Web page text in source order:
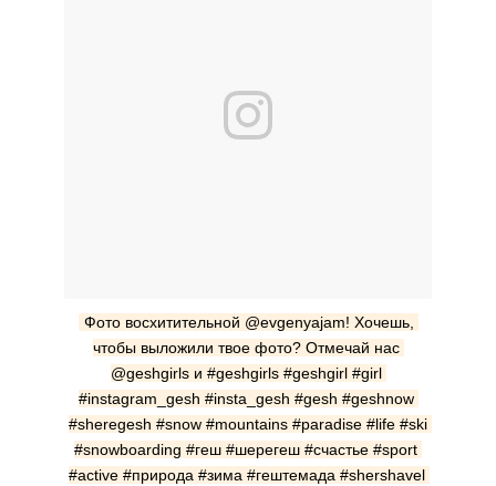
Фото восхитительной @evgenyajam! Хочешь,
чтобы выложили твое фото? Отмечай нас
@geshgirls и #geshgirls #geshgirl #girl
#instagram_gesh #insta_gesh #gesh #geshnow
#sheregesh #snow #mountains #paradise #life #ski
#snowboarding #геш #шерегеш #счастье #sport
#active #природа #зима #гештемада #shershavel